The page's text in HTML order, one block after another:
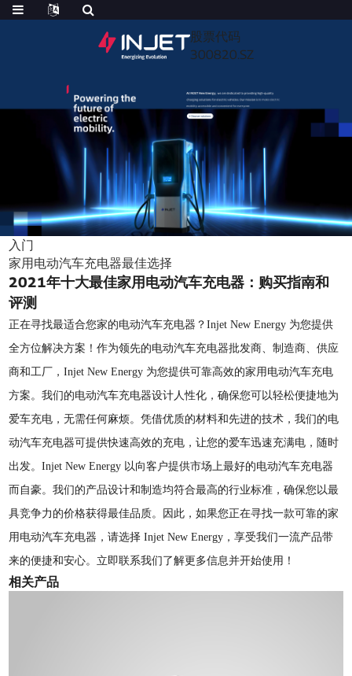
股票代码
300820.SZ
入门
家用电动汽车充电器最佳选择
2021年十大最佳家用电动汽车充电器：购买指南和
评测
正在寻找最适合您家的电动汽车充电器？Injet New Energy 为您提供
全方位解决方案！作为领先的电动汽车充电器批发商、制造商、供应
商和工厂，Injet New Energy 为您提供可靠高效的家用电动汽车充电
方案。我们的电动汽车充电器设计人性化，确保您可以轻松便捷地为
爱车充电，无需任何麻烦。凭借优质的材料和先进的技术，我们的电
动汽车充电器可提供快速高效的充电，让您的爱车迅速充满电，随时
出发。Injet New Energy 以向客户提供市场上最好的电动汽车充电器
而自豪。我们的产品设计和制造均符合最高的行业标准，确保您以最
具竞争力的价格获得最佳品质。因此，如果您正在寻找一款可靠的家
用电动汽车充电器，请选择 Injet New Energy，享受我们一流产品带
来的便捷和安心。立即联系我们了解更多信息并开始使用！
相关产品